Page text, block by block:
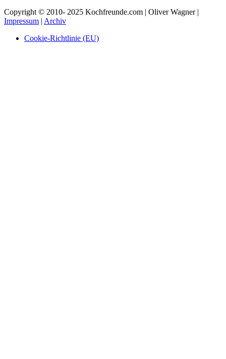
Copyright © 2010- 2025 Kochfreunde.com | Oliver Wagner |
Impressum | Archiv
Cookie-Richtlinie (EU)